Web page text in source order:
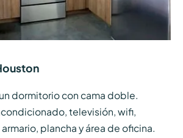
dormitorio con cama doble.
televisión, wifi,
plancha y área de oficina.